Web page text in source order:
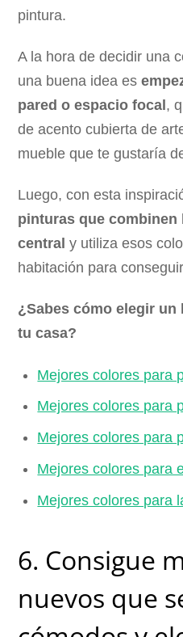
pintura.
A la hora de decidir una
una buena idea es
pared o espacio focal ,
de acento cubierta de
mueble que te gustaría
Luego, con esta
pinturas que combinen
central y utiliza esos
habitación para
¿Sabes cómo elegir
tu casa?
Mejores colores para
Mejores colores para
Mejores colores para
Mejores colores para
Mejores colores para
6. Consigue
nuevos que